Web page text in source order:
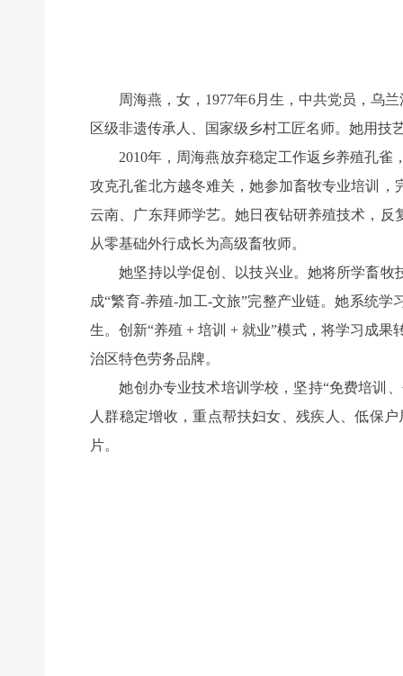
周海燕，女，1977年6月生，中共党员，乌兰
区级非遗传承人、国家级乡村工匠名师。她用技
2010年，周海燕放弃稳定工作返乡养殖孔雀
攻克孔雀北方越冬难关，她参加畜牧专业培训
云南、广东拜师学艺。她日夜钻研养殖技术，
从零基础外行成长为高级畜牧师。
她坚持以学促创、以技兴业。她将所学畜牧
成“繁育-养殖-加工-文旅”完整产业链。她系统
生。创新“养殖 + 培训 + 就业”模式，将学习成
治区特色劳务品牌。
她创办专业技术培训学校，坚持“免费培训、
人群稳定增收，重点帮扶妇女、残疾人、低保
片。